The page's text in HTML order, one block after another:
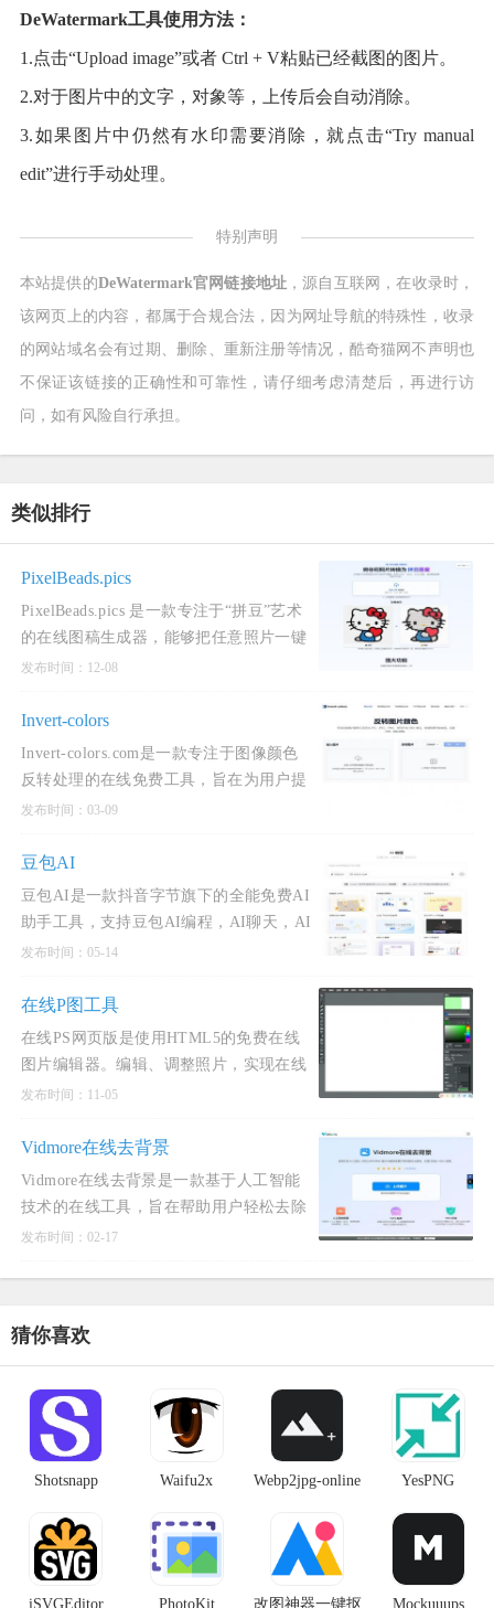
DeWatermark工具使用方法：
1.点击“Upload image”或者 Ctrl + V粘贴已经截图的图片。
2.对于图片中的文字，对象等，上传后会自动消除。
3.如果图片中仍然有水印需要消除，就点击“Try manual
edit”进行手动处理。
特别声明
本站提供的DeWatermark官网链接地址 ，源自互联网，在收录时，
该网页上的内容，都属于合规合法，因为网址导航的特殊性，收录
的网站域名会有过期、删除、重新注册等情况，酷奇猫网不声明也
不保证该链接的正确性和可靠性，请仔细考虑清楚后，再进行访
问，如有风险自行承担。
类似排行
PixelBeads.pics
PixelBeads.pics 是一款专注于“拼豆”艺术
的在线图稿生成器，能够把任意照片一键
转换为可打印的拼豆图案，让用户轻松玩
发布时间：12-08
Invert-colors
Invert-colors.com是一款专注于图像颜色
反转处理的在线免费工具，旨在为用户提
供快速、便捷的负片效果生成和颜色校正
发布时间：03-09
豆包AI
豆包AI是一款抖音字节旗下的全能免费AI
助手工具，支持豆包AI编程，AI聊天，AI
图片生成，AI漫画生成，AI写作等。豆包
大且操作简便，适合多种用户需求。这款
工具的核心优势在于免费、高效和易
发布时间：05-14
在线P图工具
在线PS网页版是使用HTML5的免费在线
图片编辑器。编辑、调整照片，实现在线
p图在线抠图、图像处理等功能
发布时间：11-05
Vidmore在线去背景
Vidmore在线去背景是一款基于人工智能
技术的在线工具，旨在帮助用户轻松去除
图片或视频中的背景。功能特点： 自动背
发布时间：02-17
猜你喜欢
Shotsnapp Waifu2x Webp2jpg-online YesPNG
iSVGEditor PhotoKit 改图神器一键抠 Mockuuups